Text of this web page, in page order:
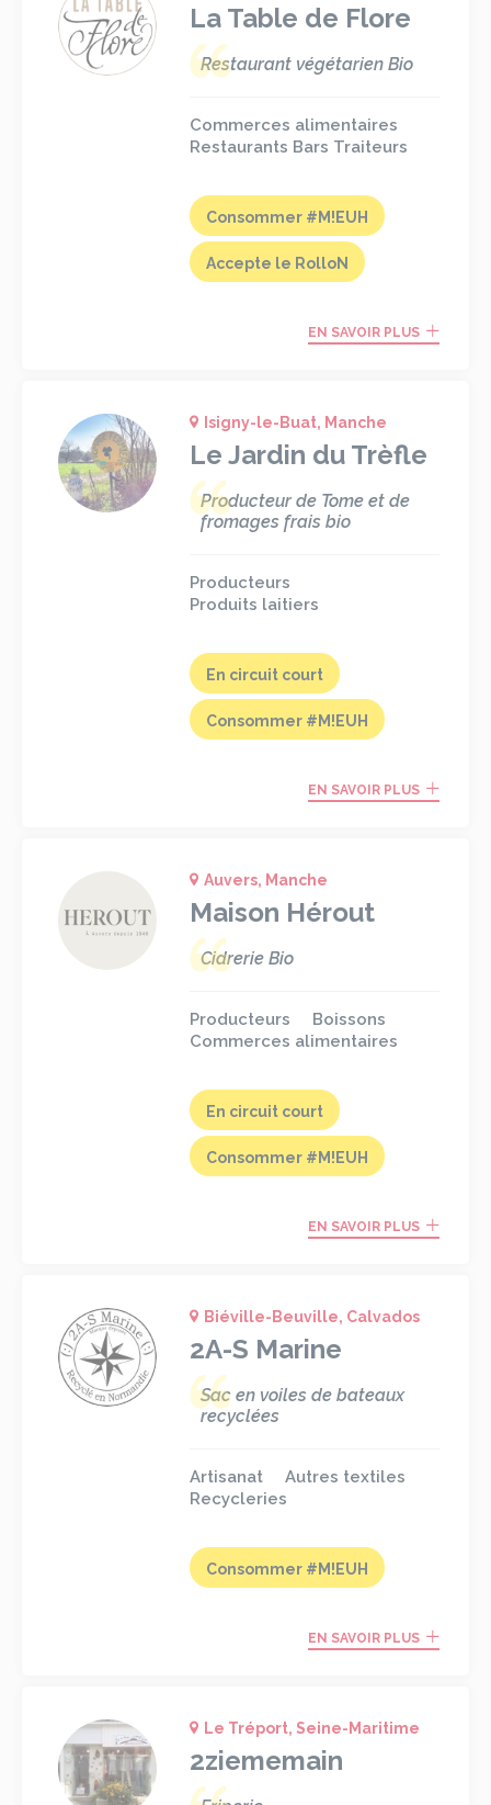
La Table de Flore
Restaurant végétarien Bio
Commerces alimentaires
Restaurants Bars Traiteurs
Consommer #M!EUH
Accepte le RolloN
EN SAVOIR PLUS
Isigny-le-Buat, Manche
Le Jardin du Trèfle
Producteur de Tome et de
fromages frais bio
Producteurs
Produits laitiers
En circuit court
Consommer #M!EUH
EN SAVOIR PLUS
Auvers, Manche
Maison Hérout
Cidrerie Bio
Producteurs
Boissons
Commerces alimentaires
En circuit court
Consommer #M!EUH
EN SAVOIR PLUS
Biéville-Beuville, Calvados
2A-S Marine
Sac en voiles de bateaux
recyclées
Artisanat
Autres textiles
Recycleries
Consommer #M!EUH
EN SAVOIR PLUS
Le Tréport, Seine-Maritime
2ziememain